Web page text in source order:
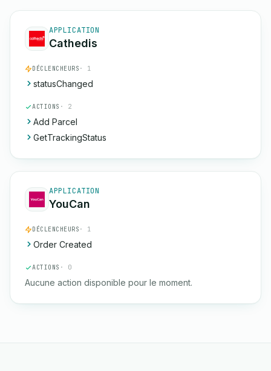
APPLICATION
Cathedis
DÉCLENCHEURS · 1
statusChanged
ACTIONS · 2
Add Parcel
GetTrackingStatus
APPLICATION
YouCan
DÉCLENCHEURS · 1
Order Created
ACTIONS · 0
Aucune action disponible pour le moment.